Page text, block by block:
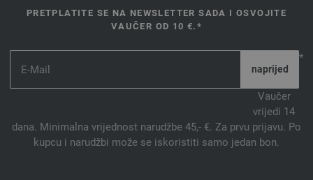
PRETPLATITE SE NA NEWSLETTER SADA I OSVOJITE
VAUČER OD 10 €.*
*
Vaučer
vrijedi 14
dana. Minimalna vrijednost narudžbe 45,- €. Za prvu prijavu. Po
kupcu i narudžbi može se iskoristiti samo jedan bon.